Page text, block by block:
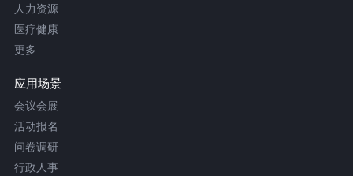
人力资源
医疗健康
更多
应用场景
会议会展
活动报名
问卷调研
行政人事